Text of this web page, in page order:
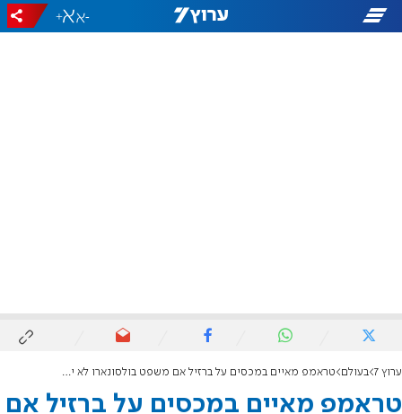
-
+
ערוץ 7 בעולם טראמפ מאיים במכסים על ברזיל אם משפט בולסונארו לא יבוטל: "ציד מכשפות"
טראמפ מאיים במכסים על ברזיל אם